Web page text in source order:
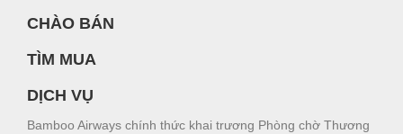
CHÀO BÁN
TÌM MUA
DỊCH VỤ
Bamboo Airways chính thức khai trương Phòng chờ Thương